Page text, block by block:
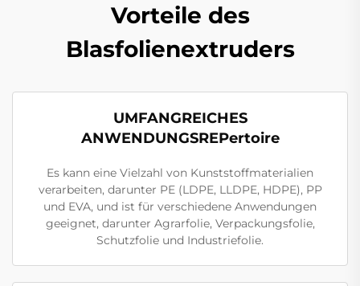
Vorteile des
Blasfolienextruders
UMFANGREICHES
ANWENDUNGSREPertoire
Es kann eine Vielzahl von Kunststoffmaterialien
verarbeiten, darunter PE (LDPE, LLDPE, HDPE), PP
und EVA, und ist für verschiedene Anwendungen
geeignet, darunter Agrarfolie, Verpackungsfolie,
Schutzfolie und Industriefolie.